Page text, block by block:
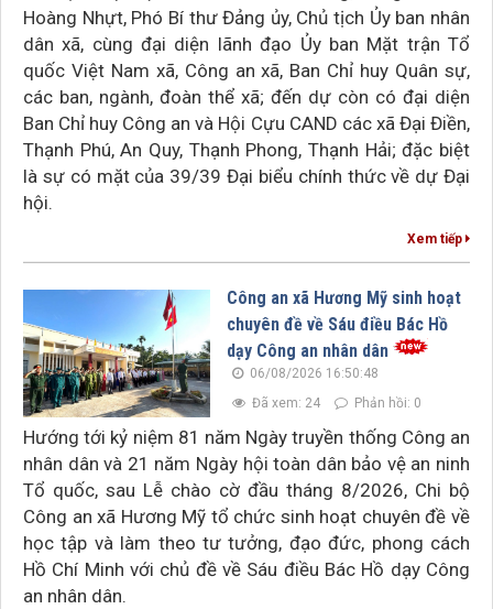
Hoàng Nhựt, Phó Bí thư Đảng ủy, Chủ tịch Ủy ban nhân
dân xã, cùng đại diện lãnh đạo Ủy ban Mặt trận Tổ
quốc Việt Nam xã, Công an xã, Ban Chỉ huy Quân sự,
các ban, ngành, đoàn thể xã; đến dự còn có đại diện
Ban Chỉ huy Công an và Hội Cựu CAND các xã Đại Điền,
Thạnh Phú, An Quy, Thạnh Phong, Thạnh Hải; đặc biệt
là sự có mặt của 39/39 Đại biểu chính thức về dự Đại
hội.
Xem tiếp
Công an xã Hương Mỹ sinh hoạt
chuyên đề về Sáu điều Bác Hồ
dạy Công an nhân dân
06/08/2026 16:50:48
Đã xem: 24
Phản hồi: 0
Hướng tới kỷ niệm 81 năm Ngày truyền thống Công an
nhân dân và 21 năm Ngày hội toàn dân bảo vệ an ninh
Tổ quốc, sau Lễ chào cờ đầu tháng 8/2026, Chi bộ
Công an xã Hương Mỹ tổ chức sinh hoạt chuyên đề về
học tập và làm theo tư tưởng, đạo đức, phong cách
Hồ Chí Minh với chủ đề về Sáu điều Bác Hồ dạy Công
an nhân dân.